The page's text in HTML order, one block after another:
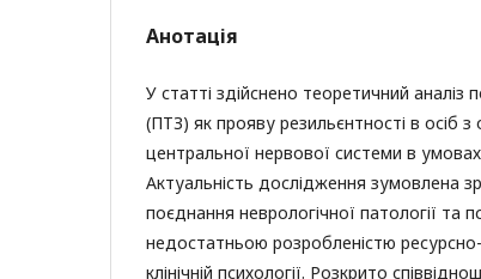
Анотація
У статті здійснено теоретичний
(ПТЗ) як прояву резильєнтності в осіб
центральної нервової системи в
Актуальність дослідження зумовлена
поєднання неврологічної патології та
недостатньою розробленістю ресурсно-
клінічній психології. Розкрито